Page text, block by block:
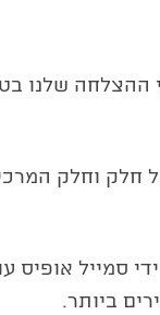
ההצלחה שלנו
חלק וחלק
סמייל אופיס
ביותר.